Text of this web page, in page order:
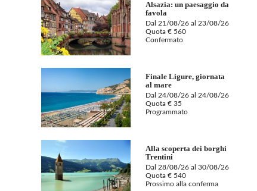
Alsazia: un paesaggio da
favola
Dal 21/08/26 al 23/08/26
Quota € 560
Confermato
Finale Ligure, giornata
al mare
Dal 24/08/26 al 24/08/26
Quota € 35
Programmato
Alla scoperta dei borghi
Trentini
Dal 28/08/26 al 30/08/26
Quota € 540
Prossimo alla conferma